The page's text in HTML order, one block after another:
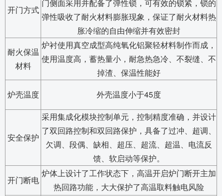
开门方式
门侧面采用并配备了弹性锁，可有效的锁紧，锁的
弹性吸收了耐火材料膨胀现象，保证了耐火材料热
胀冷缩的自由伸缩并有效密封
耐火保温
材料
炉衬使用真空成型高纯氧化铝聚轻材料制作而成，
使用温度高，蓄热量小，耐急热急冷、不裂缝、不
掉渣、保温性能好
炉壳温度
外壳温度小于45度
安全保护
采用集成化模块控制单元，控制精度准确，并设计
了双回路控制和双回路保护，具备了过冲、超调、
欠调、段偶、缺相、超压、超流、超温、电流反
馈、软启动等保护。
开门断电
炉体上设计了工作状态下，高温开启炉门断开主加
热回路功能，大大保护了高温取料触电风险